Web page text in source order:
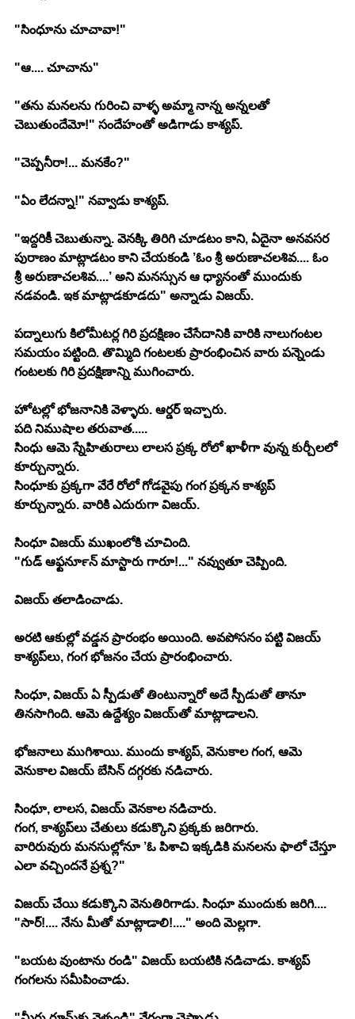
"సింధూను చూచావా!"
"ఆ.... చూచాను"
"తను మనలను గురించి వాళ్ళ అమ్మా నాన్న అన్నలతో
చెబుతుందేమో!" సందేహంతో అడిగాడు కాశ్యప్.
"చెప్పనీరా!... మనకేం?"
"ఏం లేదన్నా!" నవ్వాడు కాశ్యప్.
"ఇద్దరికీ చెబుతున్నా. వెనక్కి తిరిగి చూడటం కాని, ఏదైనా అనవసర
పురాణం మాట్లాడటం కాని చేయకండి ’ఓం శ్రీ అరుణాచలశివ.... ఓం
శ్రీ అరుణాచలశివ....’ అని మనస్సున ఆ ధ్యానంతో ముందుకు
నడవండి. ఇక మాట్లాడకూడదు" అన్నాడు విజయ్.
పద్నాలుగు కిలోమీటర్ల గిరి ప్రదక్షిణం చేసేదానికి వారికి నాలుగంటల
సమయం పట్టింది. తొమ్మిది గంటలకు ప్రారంభించిన వారు పన్నెండు
గంటలకు గిరి ప్రదక్షిణాన్ని ముగించారు.
హోటల్లో భోజనానికి వెళ్ళారు. ఆర్డర్ ఇచ్చారు.
పది నిముషాల తరువాత.....
సింధు ఆమె స్నేహితురాలు లాలస ప్రక్క రోలో ఖాళీగా వున్న కుర్చీలలో
కూర్చున్నారు.
సింధూకు ప్రక్కగా వేరే రోలో గోడవైపు గంగ ప్రక్కన కాశ్యప్
కూర్చున్నారు. వారికి ఎదురుగా విజయ్.
సింధూ విజయ్ ముఖంలోకి చూచింది.
"గుడ్ ఆఫ్టర్‍నూన్ మాస్టారు గారూ!..." నవ్వుతూ చెప్పింది.
విజయ్ తలాడించాడు.
అరటి ఆకుల్లో వడ్డన ప్రారంభం అయింది. అవపోసనం పట్టి విజయ్
కాశ్యప్‍లు, గంగ భోజనం చేయ ప్రారంభించారు.
సింధూ, విజయ్ ఏ స్పీడుతో తింటున్నారో అదే స్పీడుతో తానూ
తినసాగింది. ఆమె ఉద్దేశ్యం విజయ్‍తో మాట్లాడాలని.
భోజనాలు ముగిశాయి. ముందు కాశ్యప్, వెనుకాల గంగ, ఆమె
వెనుకాల విజయ్ బేసిన్ దగ్గరకు నడిచారు.
సింధూ, లాలస, విజయ్ వెనకాల నడిచారు.
గంగ, కాశ్యప్‍లు చేతులు కడుక్కొని ప్రక్కకు జరిగారు.
వారిరువురు మనసుల్లోనూ ’ఓ పిశాచి ఇక్కడికి మనలను ఫాలో చేస్తూ
ఎలా వచ్చిందనే ప్రశ్న?"
విజయ్ చేయి కడుక్కొని వెనుతిరిగాడు. సింధూ ముందుకు జరిగి....
"సార్!.... నేను మీతో మాట్లాడాలి!...." అంది మెల్లగా.
"బయట వుంటాను రండి" విజయ్ బయటికి నడిచాడు. కాశ్యప్
గంగలను సమీపించాడు.